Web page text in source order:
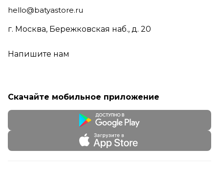
hello@batyastore.ru
г. Москва, Бережковская наб., д. 20
Напишите нам
Скачайте мобильное приложение